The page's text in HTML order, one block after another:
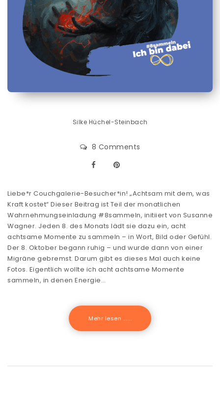
Silke Hüchel-Steinbach
8 Comments
Liebe*r Couchgalerie-Besucher*in! „Achtsam mit dem, was
Kraft kostet“ Dieser Beitrag ist Teil der monatlichen
Wahrnehmungseinladung #8sammeln, initiiert von Susanne
Wagner. Jeden 8. des Monats lädt sie dazu ein, acht
achtsame Momente zu sammeln – in Wort, Bild oder Gefühl.
Der 8. Oktober begann ruhig – und wurde dann von einer
Migräne gebremst. Darum gibt es dieses Mal auch keine
Fotos. Eigentlich wollte ich acht achtsame Momente
sammeln, in denen Energie…
Mehr lesen .......